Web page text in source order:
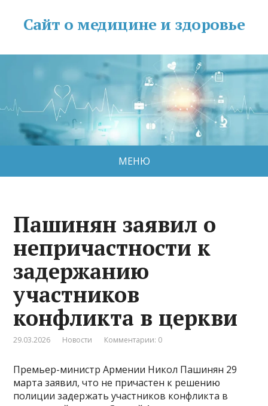
Сайт о медицине и здоровье
МЕНЮ
Пашинян заявил о
непричастности к
задержанию
участников
конфликта в церкви
29.03.2026 Новости Комментарии: 0
Премьер-министр Армении Никол Пашинян 29
марта заявил, что не причастен к решению
полиции задержать участников конфликта в